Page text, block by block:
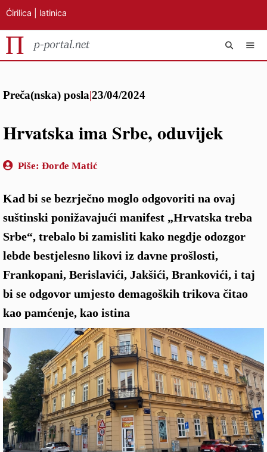
sadržaj
Ćirilica latinica
Preča(nska) posla|23/04/2024
Hrvatska ima Srbe, oduvijek
Piše: Đorđe Matić
Kad bi se bezrječno moglo odgovoriti na ovaj
suštinski ponižavajući manifest „Hrvatska treba
Srbe“, trebalo bi zamisliti kako negdje odozgor
lebde bestjelesno likovi iz davne prošlosti,
Frankopani, Berislavići, Jakšići, Brankovići, i taj
bi se odgovor umjesto demagoških trikova čitao
kao pamćenje, kao istina